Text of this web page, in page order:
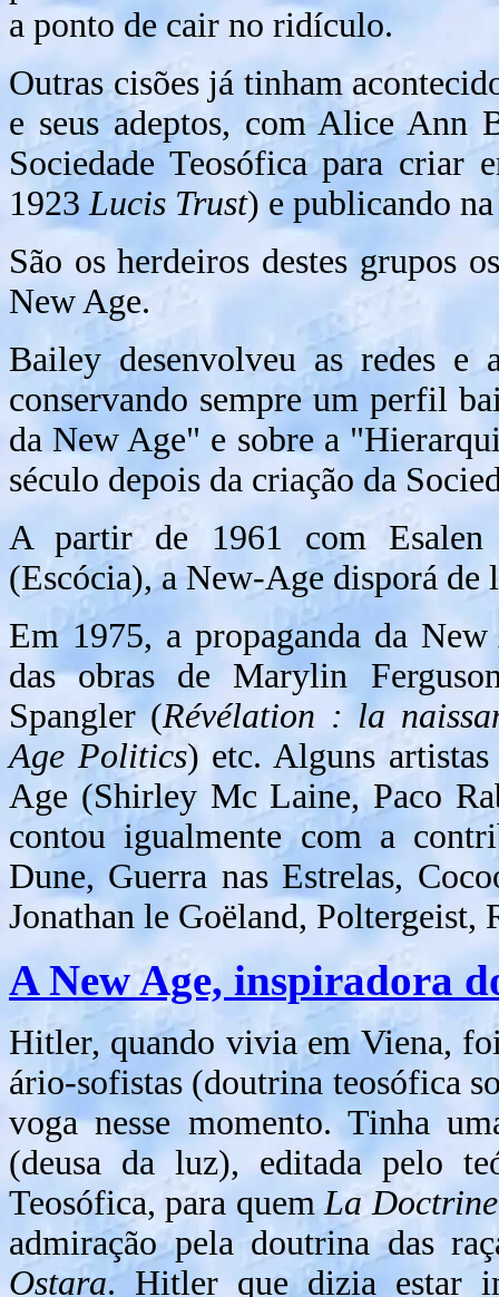
a ponto de cair no ridículo.
Outras cisões já tinham
e seus adeptos, com Alice Ann
Sociedade Teosófica para criar
1923Lucis Trust) e publicando
São os herdeiros destes grupos
New Age.
Bailey desenvolveu as redes e
conservando sempre um perfil
da New Age" e sobre a
século depois da criação da
A partir de 1961 com
(Escócia), a New-Age disporá de
Em 1975, a propaganda da
das obras de Marylin
Spangler (Révélation : la
Age Politics) etc. Alguns
Age (Shirley Mc Laine, Paco
contou igualmente com a
Dune, Guerra nas Estrelas,
Jonathan le Goëland, Poltergeist,
A New Age, inspiradora
Hitler, quando vivia em Viena,
ário-sofistas (doutrina teosófica
voga nesse momento. Tinha
(deusa da luz), editada pelo
Teosófica, para quemLa
admiração pela doutrina das
Ostara. Hitler que dizia estar